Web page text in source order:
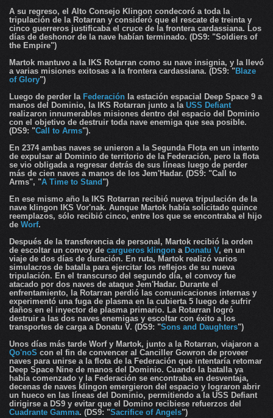
A su regreso, el Alto Consejo Klingon condecoró a toda la
tripulación de la Rotarran y consideró que el rescate de treinta y
cinco guerreros justificaba el cruce de la frontera cardassiana. Los
días de deshonor de la nave habían terminado. (DS9: "Soldiers of
the Empire")
Martok mantuvo a la IKS Rotarran como su nave insignia, y la llevó
a varias misiones exitosas a la frontera cardassiana. (DS9: "Blaze
of Glory")
Luego de perder la Federación la estación espacial Deep Space 9 a
manos del Dominio, la IKS Rotarran junto a la USS Defiant
realizaron innumerables misiones dentro del espacio del Dominio
con el objetivo de destruir toda nave enemiga que sea posible.
(DS9: "Call to Arms").
En 2374 ambas naves se unieron a la Segunda Flota en un intento
de expulsar al Dominio de territorio de la Federación, pero la flota
se vio obligada a regresar detrás de sus líneas luego de perder
más de cien naves a manos de los Jem'Hadar. (DS9: "Call to
Arms", "A Time to Stand ")
En ese mismo año la IKS Rotarran recibió nueva tripulación de la
nave klingon IKS Vor'nak. Aunque Martok había solicitado quince
reemplazos, sólo recibió cinco, entre los que se encontraba el hijo
de Worf.
Después de la transferencia de personal, Martok recibió la orden
de escoltar un convoy de cargueros klingon a Donatu V, en un
viaje de dos días de duración. En ruta, Martok realizó varios
simulacros de batalla para ejercitar los reflejos de su nueva
tripulación. En el transcurso del segundo día, el convoy fue
atacado por dos naves de ataque Jem'Hadar. Durante el
enfrentamiento, la Rotarran perdió las comunicaciones internas y
experimentó una fuga de plasma en la cubierta 5 luego de sufrir
daños en el inyector de plasma primario. La Rotarran logró
destruir a las dos naves enemigas y escoltar con éxito a los
transportes de carga a Donatu V. (DS9: "Sons and Daughters")
Unos días más tarde Worf y Martok, junto a la Rotarran, viajaron a
Qo'noS con el fin de convencer al Canciller Gowron de proveer
naves para unirse a la flota de la Federación que intentaría retomar
Deep Space Nine de manos del Dominio. Cuando la batalla ya
había comenzado y la Federación se encontraba en desventaja,
decenas de naves klingon emergieron del espacio y lograron abrir
un hueco en las líneas del Dominio, permitiendo a la USS Defiant
dirigirse a DS9 y evitar que el Domino recibiese refuerzos del
Cuadrante Gamma. (DS9: "Sacrifice of Angels")